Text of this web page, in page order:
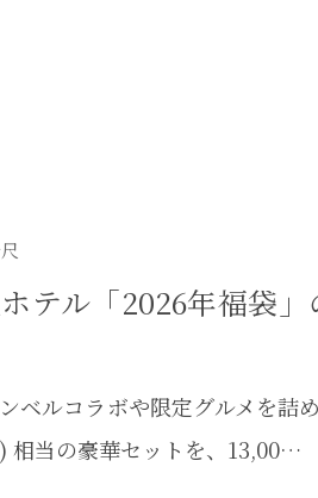
テル「2026年福袋
ベルコラボや限定グルメを詰
相当の豪華セットを、13,00…